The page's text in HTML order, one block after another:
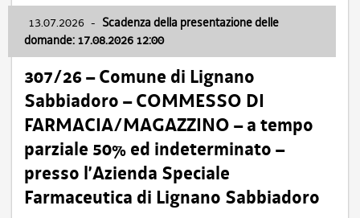
13.07.2026 - Scadenza della presentazione delle
domande: 17.08.2026 12:00
307/26 – Comune di Lignano
Sabbiadoro – COMMESSO DI
FARMACIA/MAGAZZINO – a tempo
parziale 50% ed indeterminato –
presso l’Azienda Speciale
Farmaceutica di Lignano Sabbiadoro